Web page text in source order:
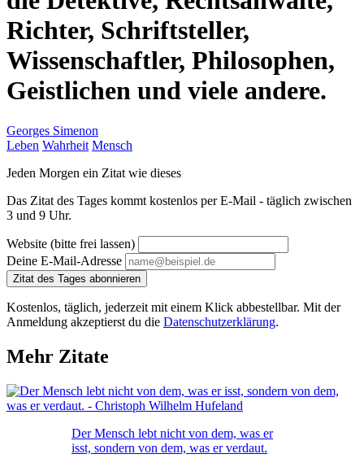
Richter, Schriftsteller,
Wissenschaftler, Philosophen,
Geistlichen und viele andere.
Georges Simenon
Leben Wahrheit Mensch
Jeden Morgen ein Zitat wie dieses
Das Zitat des Tages kommt kostenlos per E-Mail - täglich zwischen
3 und 9 Uhr.
Website (bitte frei lassen)
Deine E-Mail-Adresse
Zitat des Tages abonnieren
Kostenlos, täglich, jederzeit mit einem Klick abbestellbar. Mit der
Anmeldung akzeptierst du die Datenschutzerklärung.
Mehr Zitate
Der Mensch lebt nicht von dem, was er
isst, sondern von dem, was er verdaut.